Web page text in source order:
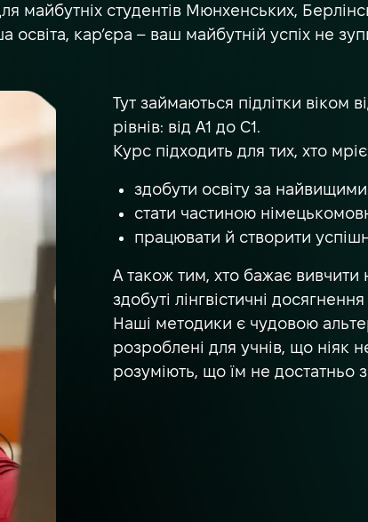
майбутніх студентів Мюнхенських,
освіта, кар’єра – ваш майбутній успіх не
Тут займаються підлітки віком
рівнів: від А1 до С1.
Курс підходить для тих, хто
здобути освіту за
стати частиною
працювати й створити
А також тим, хто бажає
здобуті лінгвістичні
Наші методики є чудовою
розроблені для учнів, що ніяк
розуміють, що їм не достатньо